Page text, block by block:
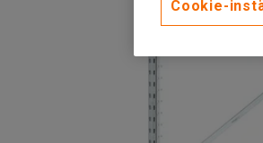
Cookie-